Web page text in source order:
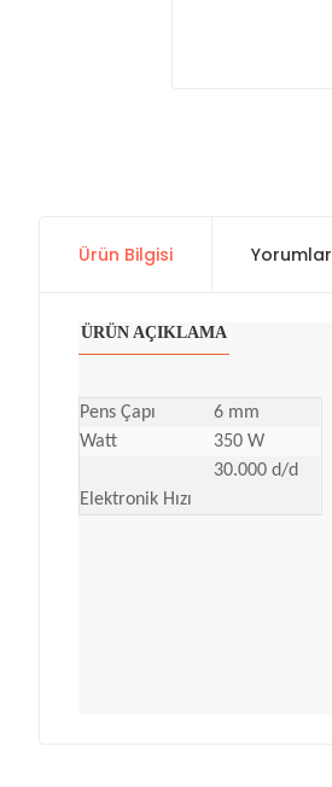
Ürün Bilgisi Yorumlar
ÜRÜN AÇIKLAMA
Pens Çapı
6 mm
Watt
350 W
Elektronik Hızı
30.000 d/d